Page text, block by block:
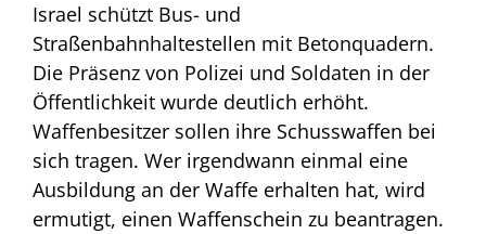
Israel schützt Bus- und
Straßenbahnhaltestellen mit Betonquadern.
Die Präsenz von Polizei und Soldaten in der
Öffentlichkeit wurde deutlich erhöht.
Waffenbesitzer sollen ihre Schusswaffen bei
sich tragen. Wer irgendwann einmal eine
Ausbildung an der Waffe erhalten hat, wird
ermutigt, einen Waffenschein zu beantragen.